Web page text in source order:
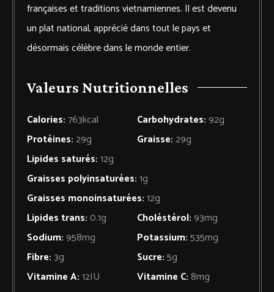
françaises et traditions vietnamiennes. Il est devenu
un plat national, apprécié dans tout le pays et
désormais célèbre dans le monde entier.
Valeurs Nutritionnelles
Calories:763kcal Carbohydrates:92g
Protéines:29g Graisse:29g
Lipides saturés:12g
Graisses polyinsaturées:1g
Graisses monoinsaturées:12g
Lipides trans:0.1g Choléstérol:93mg
Sodium:958mg Potassium:535mg
Fibre:3g Sucre:5g
Vitamine A:12IU Vitamine C:8mg